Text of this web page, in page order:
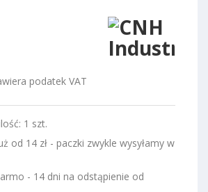
podatek VAT
1 szt.
od 14 zł - paczki zwykle wysyłamy w
- 14 dni na odstąpienie od